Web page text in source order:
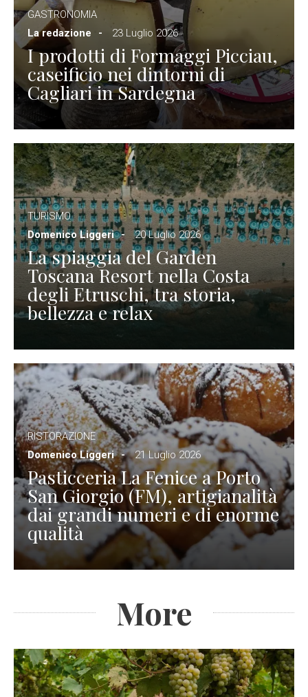
GASTRONOMIA
La redazione
23 Luglio 2026
I prodotti di Formaggi Picciau,
caseificio nei dintorni di
Cagliari in Sardegna
TURISMO
Domenico Liggeri
20 Luglio 2026
La spiaggia del Garden
Toscana Resort nella Costa
degli Etruschi, tra storia,
bellezza e relax
RISTORAZIONE
Domenico Liggeri
21 Luglio 2026
Pasticceria La Fenice a Porto
San Giorgio (FM), artigianalità
dai grandi numeri e di enorme
qualità
More